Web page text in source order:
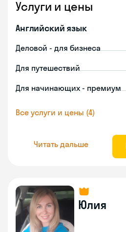
Услуги и цены
Английский язык
Деловой - для бизнеса
Для путешествий
Для начинающих - премиум
Все услуги и цены (4)
Читать дальше
Юлия